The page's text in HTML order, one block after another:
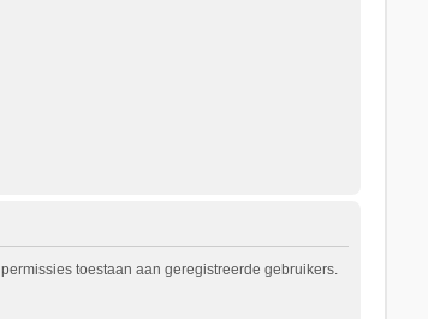
toestaan aan geregistreerde gebruikers.